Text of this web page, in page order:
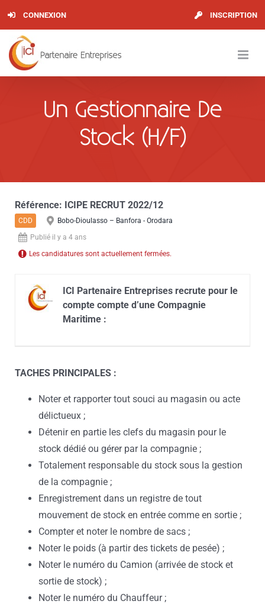
content
CONNEXION INSCRIPTION
Un Gestionnaire De
Stock (H/F)
Référence: ICIPE RECRUT 2022/12
CDD
Bobo-Dioulasso – Banfora - Orodara
Publié il y a 4 ans
Les candidatures sont actuellement fermées.
ICI Partenaire Entreprises recrute pour le
compte compte d’une Compagnie
Maritime :
TACHES PRINCIPALES :
Noter et rapporter tout souci au magasin ou acte
délictueux ;
Détenir en partie les clefs du magasin pour le
stock dédié ou gérer par la compagnie ;
Totalement responsable du stock sous la gestion
de la compagnie ;
Enregistrement dans un registre de tout
mouvement de stock en entrée comme en sortie ;
Compter et noter le nombre de sacs ;
Noter le poids (à partir des tickets de pesée) ;
Noter le numéro du Camion (arrivée de stock et
sortie de stock) ;
Noter le numéro du Chauffeur ;